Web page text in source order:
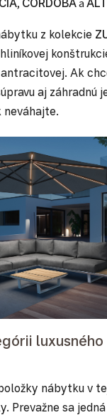
, CORDOBAa
z kolekcie
Ak
aj záhradnú
luxusného
nábytku v
Prevažne sa